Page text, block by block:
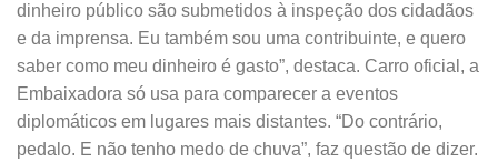
dinheiro público são submetidos à inspeção dos cidadãos
e da imprensa. Eu também sou uma contribuinte, e quero
saber como meu dinheiro é gasto”, destaca. Carro oficial, a
Embaixadora só usa para comparecer a eventos
diplomáticos em lugares mais distantes. “Do contrário,
pedalo. E não tenho medo de chuva”, faz questão de dizer.